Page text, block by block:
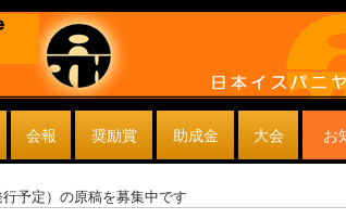
会報 奨励賞 助成金 大会 お
予定）の原稿を募集中です